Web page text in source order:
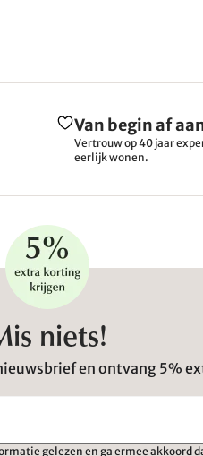
Van begin af
Vertrouw op 40 jaar
eerlijk wonen.
niets!
en ontvang 5%
gelezen en ga ermee akkoord